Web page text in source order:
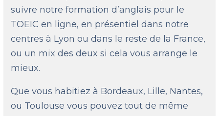
suivre notre formation d’anglais pour le
TOEIC en ligne, en présentiel dans notre
centres à Lyon ou dans le reste de la France,
ou un mix des deux si cela vous arrange le
mieux.
Que vous habitiez à Bordeaux, Lille, Nantes,
ou Toulouse vous pouvez tout de même